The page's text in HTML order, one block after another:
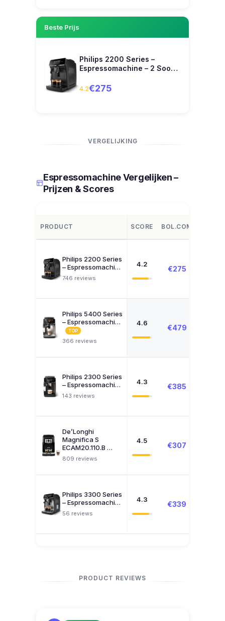
Beste Prijs
Philips 2200 Series –
Espressomachine – 2 Soo…
4.2€275
VERGELIJKING
Espressomachine Vergelijken –
Prijzen & Scores
PRODUCT SCORE BOL.COM
Philips 2200 Series
– Espressomachi…
746 reviews
4.2
€275
Philips 5400 Series
– Espressomachi…
TOP
366 reviews
4.6
€479
Philips 2300 Series
– Espressomachi…
143 reviews
4.3
€385
De’Longhi
Magnifica S
ECAM20.110.B …
809 reviews
4.5
€307
Philips 3300 Series
– Espressomachi…
56 reviews
4.3
€339
PRODUCT REVIEWS